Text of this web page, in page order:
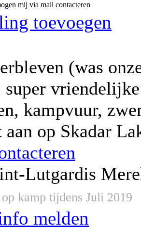
mij via mail contacteren
toevoegen
(was
super
kampvuur,
op Skadar
Lutgardis
kamp tijdens Juli 2019
melden